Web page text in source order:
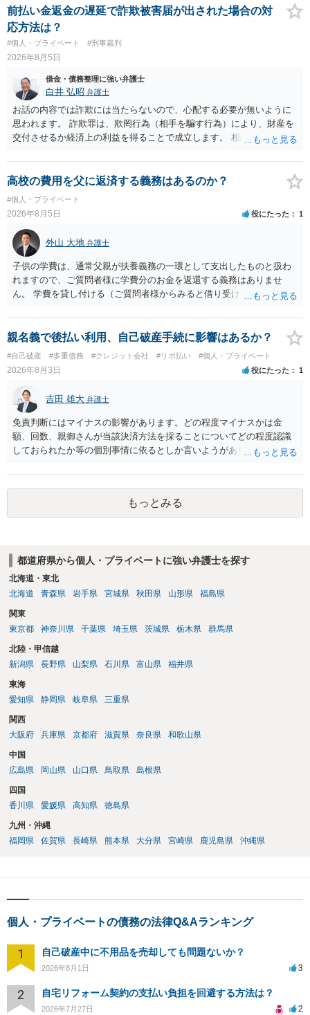
は法に触れる可能性もあります。 ＞100万を支払わず穏便に和解する
ことは可能でしょうか？ →一般的には難しいです。相談者さんも１０
０万円の被害を受けたとして、１円も払わないで和解したいと言われ
たら、 できるだけ重い刑罰を与えて欲しい、と思われるのではない
でしょうか。 ＞弁護士さんに入ってもらうことで支払額が下がること
はありますか？ そこはあり得ます、ただ、弁護士費用かけるならその
分賠償に回すことも考えられるので、 兼ね合いは考えてみましょう。
前払い金返金の遅延で詐欺被害届が出された場合の対
応方法は？
#個人・プライベート #刑事裁判
2026年8月5日
借金・債務整理に強い弁護士
白井 弘昭 弁護士
お話の内容では詐欺には当たらないので、心配する必要が無いように
思われます。 詐欺罪は、欺罔行為（相手を騙す行為）により、財産を
交付させるか経済上の利益を得ることで成立します。 相談者さんは、
ので、詐欺罪の実行行為性が無く罪に問うことはできません。 おそら
く、相手が真実を話せば警察も取り合わないと思いますが、虚偽の内
容を述べた場合は、捜査はあるかもしれません。 ただし、捜査におい
て、真実を説明すれば、「ちゃんと返しなさいよ」程度の注意で済む
ことだと思われます。 また、返せるお金が無いのであれば、返せない
のは致し方ありません。真摯に分割して支払うことを相手に告げてい
くのみでしょう。 以上、ご参考まで。
高校の費用を父に返済する義務はあるのか？
#個人・プライベート
2026年8月5日 役にたった 1
外山 大地 弁護士
子供の学費は、通常父親が扶養義務の一環として支出したものと扱わ
れますので、ご質問者様に学費分のお金を返還する義務はありませ
ん。 学費を貸し付ける（ご質問者様からみると借り受ける）といった
ょう。
親名義で後払い利用、自己破産手続に影響はあるか？
#自己破産 #多重債務 #クレジット会社 #リボ払い #個人・プライベート
2026年8月3日 役にたった 1
吉田 雄大 弁護士
免責判断にはマイナスの影響があります。どの程度マイナスかは金
額、回数、親御さんが当該決済方法を採ることについてどの程度認識
しておられたか等の個別事情に依るとしか言いようがありません。 と
なって相談し、善後策を考えることをお勧めします。
もっとみる
都道府県から個人・プライベートに強い弁護士を探す
北海道・東北
北海道
青森県 岩手県 宮城県 秋田県 山形県 福島県
関東
東京都
神奈川県 千葉県 埼玉県 茨城県 栃木県 群馬県
北陸・甲信越
新潟県
長野県 山梨県 石川県 富山県 福井県
東海
愛知県
静岡県 岐阜県 三重県
関西
大阪府
兵庫県 京都府 滋賀県 奈良県 和歌山県
中国
広島県
岡山県 山口県 鳥取県 島根県
四国
香川県
愛媛県 高知県 徳島県
九州・沖縄
福岡県
佐賀県 長崎県 熊本県 大分県 宮崎県 鹿児島県 沖縄県
個人・プライベートの債務の法律Q&Aランキング
1 自己破産中に不用品を売却しても問題ないか？
2026年8月1日 3
2 自宅リフォーム契約の支払い負担を回避する方法は？
2026年7月27日 2